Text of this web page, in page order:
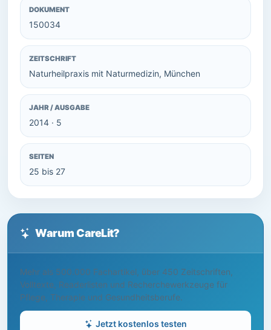
DOKUMENT
150034
ZEITSCHRIFT
Naturheilpraxis mit Naturmedizin, München
JAHR / AUSGABE
2014 · 5
SEITEN
25 bis 27
Warum CareLit?
Mehr als 500.000 Fachartikel, über 450 Zeitschriften,
Volltexte, Readerlisten und Recherchewerkzeuge für
Pflege, Therapie und Gesundheitsberufe.
Jetzt kostenlos testen